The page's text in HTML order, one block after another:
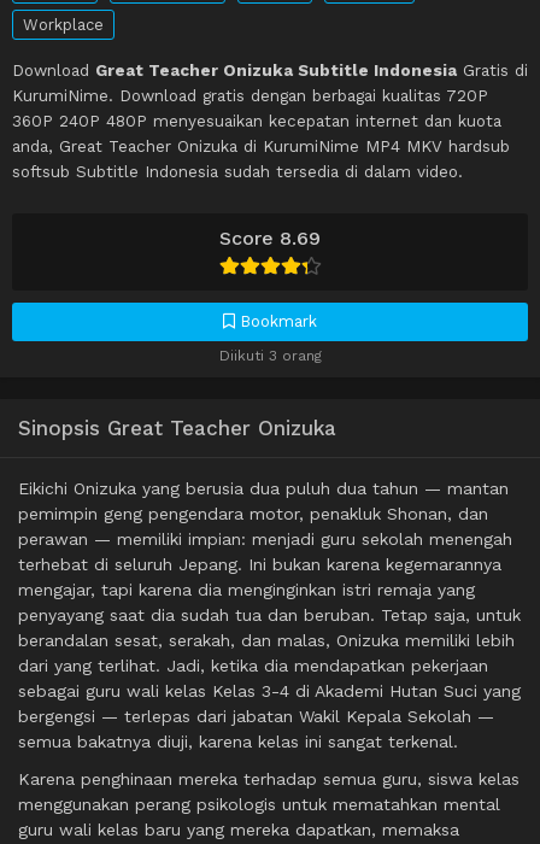
Score 8.69
Bookmark
Diikuti 3 orang
Workplace
Download Great Teacher Onizuka Subtitle Indonesia Gratis di
KurumiNime. Download gratis dengan berbagai kualitas 720P
360P 240P 480P menyesuaikan kecepatan internet dan kuota
anda, Great Teacher Onizuka di KurumiNime MP4 MKV hardsub
softsub Subtitle Indonesia sudah tersedia di dalam video.
Sinopsis Great Teacher Onizuka
Eikichi Onizuka yang berusia dua puluh dua tahun — mantan
pemimpin geng pengendara motor, penakluk Shonan, dan
perawan — memiliki impian: menjadi guru sekolah menengah
terhebat di seluruh Jepang. Ini bukan karena kegemarannya
mengajar, tapi karena dia menginginkan istri remaja yang
penyayang saat dia sudah tua dan beruban. Tetap saja, untuk
berandalan sesat, serakah, dan malas, Onizuka memiliki lebih
dari yang terlihat. Jadi, ketika dia mendapatkan pekerjaan
sebagai guru wali kelas Kelas 3-4 di Akademi Hutan Suci yang
bergengsi — terlepas dari jabatan Wakil Kepala Sekolah —
semua bakatnya diuji, karena kelas ini sangat terkenal.
Karena penghinaan mereka terhadap semua guru, siswa kelas
menggunakan perang psikologis untuk mematahkan mental
guru wali kelas baru yang mereka dapatkan, memaksa